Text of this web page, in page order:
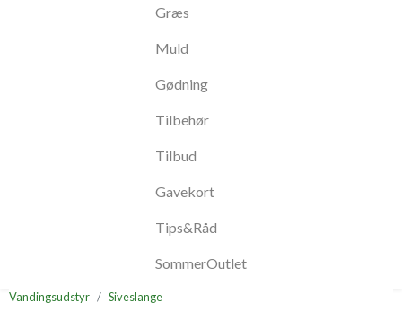
Græs
Muld
Gødning
Tilbehør
Tilbud
Gavekort
Tips&Råd
SommerOutlet
Vandingsudstyr Siveslange